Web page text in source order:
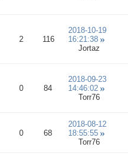
2 116
2018-10-19
16:21:38
Jortaz
0 84
2018-09-23
14:46:02
Torr76
0 68
2018-08-12
18:55:55
Torr76